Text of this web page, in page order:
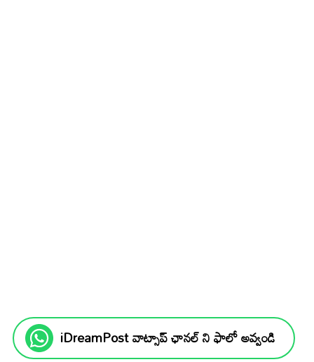
iDreamPost వాట్సాప్ ఛానల్ ని ఫాలో అవ్వండి